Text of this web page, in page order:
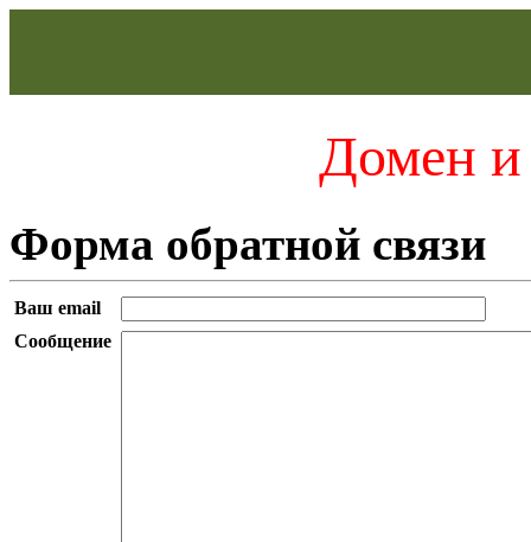
Домен и
Форма обратной связи
Ваш email
Сообщение